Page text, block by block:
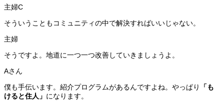
そういうこともコミュニティの中で解決すればいいじゃない。
そうですよ。地道に一つ一つ改善していきましょうよ。
僕も手伝います。紹介プログラムがあるんですよね。やっぱり
「も
けると住人」 になります。